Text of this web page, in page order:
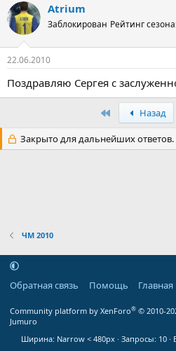
Atrium
Заблокирован Рейтинг
22.06.2010
Поздравляю Сергея с
ПервыйНазад
Закрыто для дальнейших ответов.
ЧМ 2010
Обратная связь Помощь Главная
Community platform by XenForo® © 2010-
Jumuro
Ширина
Запросы 10